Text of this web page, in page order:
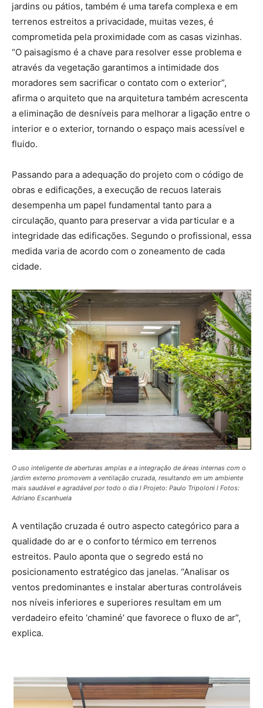
jardins ou pátios, também é uma tarefa complexa e em
terrenos estreitos a privacidade, muitas vezes, é
comprometida pela proximidade com as casas vizinhas.
“O paisagismo é a chave para resolver esse problema e
através da vegetação garantimos a intimidade dos
moradores sem sacrificar o contato com o exterior”,
afirma o arquiteto que na arquitetura também acrescenta
a eliminação de desníveis para melhorar a ligação entre o
interior e o exterior, tornando o espaço mais acessível e
fluido.
Passando para a adequação do projeto com o código de
obras e edificações, a execução de recuos laterais
desempenha um papel fundamental tanto para a
circulação, quanto para preservar a vida particular e a
integridade das edificações. Segundo o profissional, essa
medida varia de acordo com o zoneamento de cada
cidade.
O uso inteligente de aberturas amplas e a integração de áreas internas com o
jardim externo promovem a ventilação cruzada, resultando em um ambiente
mais saudável e agradável por todo o dia l Projeto: Paulo Tripoloni l Fotos:
Adriano Escanhuela
A ventilação cruzada é outro aspecto categórico para a
qualidade do ar e o conforto térmico em terrenos
estreitos. Paulo aponta que o segredo está no
posicionamento estratégico das janelas. “Analisar os
ventos predominantes e instalar aberturas controláveis
nos níveis inferiores e superiores resultam em um
verdadeiro efeito ‘chaminé’ que favorece o fluxo de ar”,
explica.